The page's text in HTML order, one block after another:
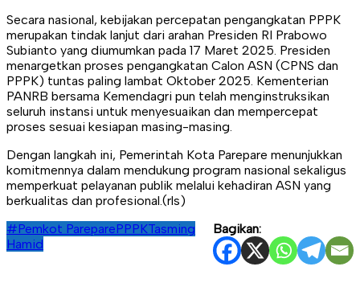
Secara nasional, kebijakan percepatan pengangkatan PPPK
merupakan tindak lanjut dari arahan Presiden RI Prabowo
Subianto yang diumumkan pada 17 Maret 2025. Presiden
menargetkan proses pengangkatan Calon ASN (CPNS dan
PPPK) tuntas paling lambat Oktober 2025. Kementerian
PANRB bersama Kemendagri pun telah menginstruksikan
seluruh instansi untuk menyesuaikan dan mempercepat
proses sesuai kesiapan masing-masing.
Dengan langkah ini, Pemerintah Kota Parepare menunjukkan
komitmennya dalam mendukung program nasional sekaligus
memperkuat pelayanan publik melalui kehadiran ASN yang
berkualitas dan profesional.(rls)
Bagikan:
#Pemkot PareparePPPKTasming
Hamid